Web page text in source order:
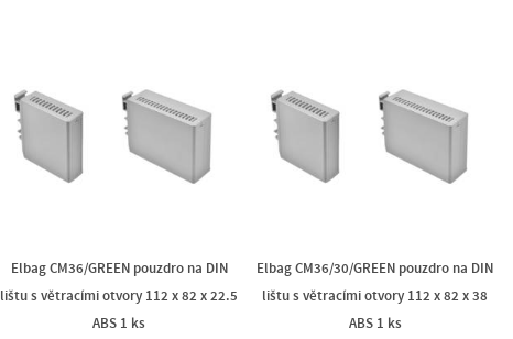
Elbag CM36/GREEN pouzdro na DIN
lištu s větracími otvory 112 x 82 x 22.5
ABS 1 ks
Elbag CM36/30/GREEN pouzdro na DIN
lištu s větracími otvory 112 x 82 x 38
ABS 1 ks